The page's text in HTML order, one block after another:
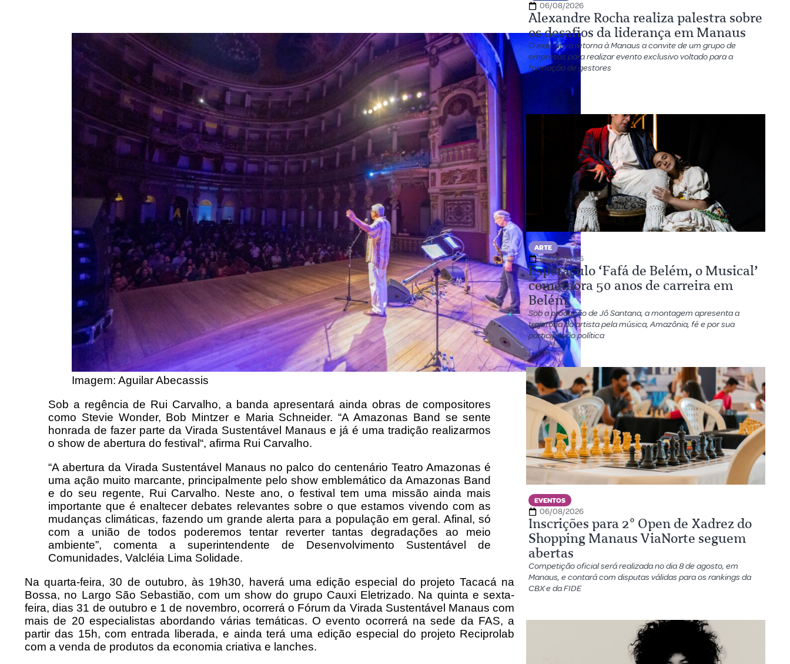
Imagem: Aguilar Abecassis
Sob a regência de Rui Carvalho, a banda apresentará ainda obras de compositores
como Stevie Wonder, Bob Mintzer e Maria Schneider. “A Amazonas Band se sente
honrada de fazer parte da Virada Sustentável Manaus e já é uma tradição realizarmos
o show de abertura do festival“, afirma Rui Carvalho.
“A abertura da Virada Sustentável Manaus no palco do centenário Teatro Amazonas é
uma ação muito marcante, principalmente pelo show emblemático da Amazonas Band
e do seu regente, Rui Carvalho. Neste ano, o festival tem uma missão ainda mais
importante que é enaltecer debates relevantes sobre o que estamos vivendo com as
mudanças climáticas, fazendo um grande alerta para a população em geral. Afinal, só
com a união de todos poderemos tentar reverter tantas degradações ao meio
ambiente”, comenta a superintendente de Desenvolvimento Sustentável de
Comunidades, Valcléia Lima Solidade.
Na quarta-feira, 30 de outubro, às 19h30, haverá uma edição especial do projeto Tacacá na
Bossa, no Largo São Sebastião, com um show do grupo Cauxi Eletrizado. Na quinta e sexta-
feira, dias 31 de outubro e 1 de novembro, ocorrerá o Fórum da Virada Sustentável Manaus com
mais de 20 especialistas abordando várias temáticas. O evento ocorrerá na sede da FAS, a
partir das 15h, com entrada liberada, e ainda terá uma edição especial do projeto Reciprolab
com a venda de produtos da economia criativa e lanches.
06/08/2026
Alexandre Rocha realiza palestra sobre
os desafios da liderança em Manaus
O executivo retorna à Manaus a convite de um grupo de
empresas para realizar evento exclusivo voltado para a
formação de gestores
ARTE
06/08/2026
Espetáculo ‘Fafá de Belém, o Musical’
comemora 50 anos de carreira em
Belém
Sob a produção de Jô Santana, a montagem apresenta a
trajetória da artista pela música, Amazônia, fé e por sua
participação política
EVENTOS
06/08/2026
Inscrições para 2º Open de Xadrez do
Shopping Manaus ViaNorte seguem
abertas
Competição oficial será realizada no dia 8 de agosto, em
Manaus, e contará com disputas válidas para os rankings da
CBX e da FIDE